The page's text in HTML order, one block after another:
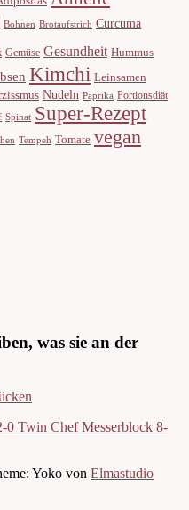
Bohnen Brotaufstrich Curcuma
Gemüse Gesundheit Hummus
Kimchi Leinsamen
Nudeln Paprika Portionsdiät
Spinat Super-Rezept
Tempeh Tomate vegan
was sie an der
0 Twin Chef Messerblock 8-
Yoko von Elmastudio